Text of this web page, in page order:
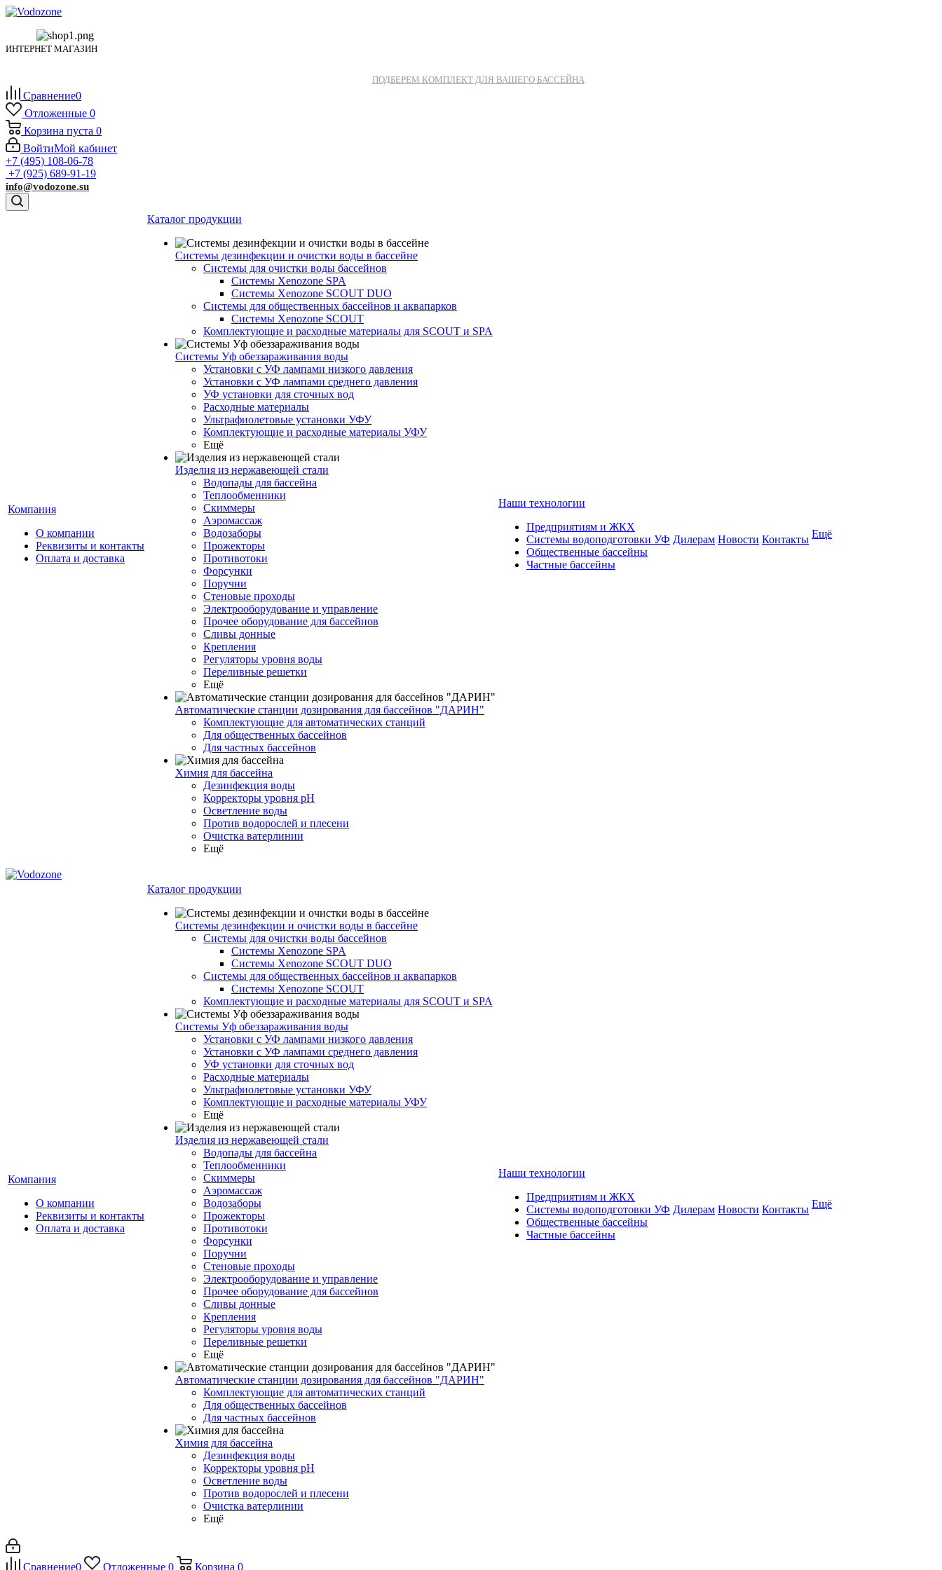
ИНТЕРНЕТ МАГАЗИН
ПОДБЕРЕМ КОМПЛЕКТ ДЛЯ ВАШЕГО БАССЕЙНА
Сравнение0
Отложенные 0
Корзина пуста 0
ВойтиМой кабинет
+7 (495) 108-06-78
+7 (925) 689-91-19
info@vodozone.su
Компания
О компании
Реквизиты и контакты
Оплата и доставка
Каталог продукции
Системы дезинфекции и очистки воды в бассейне
Системы для очистки воды бассейнов
Системы Xenozone SPA
Системы Xenozone SCOUT DUO
Системы для общественных бассейнов и аквапарков
Системы Xenozone SCOUT
Комплектующие и расходные материалы для SCOUT и SPA
Системы Уф обеззараживания воды
Установки с УФ лампами низкого давления
Установки с УФ лампами среднего давления
УФ установки для сточных вод
Расходные материалы
Ультрафиолетовые установки УФУ
Комплектующие и расходные материалы УФУ
Ещё
Изделия из нержавеющей стали
Водопады для бассейна
Теплообменники
Скиммеры
Аэромассаж
Водозаборы
Прожекторы
Противотоки
Форсунки
Поручни
Стеновые проходы
Электрооборудование и управление
Прочее оборудование для бассейнов
Сливы донные
Крепления
Регуляторы уровня воды
Переливные решетки
Ещё
Автоматические станции дозирования для бассейнов "ДАРИН"
Комплектующие для автоматических станций
Для общественных бассейнов
Для частных бассейнов
Химия для бассейна
Дезинфекция воды
Корректоры уровня pH
Осветление воды
Против водорослей и плесени
Очистка ватерлинии
Ещё
Наши технологии
Предприятиям и ЖКХ
Системы водоподготовки УФ
Общественные бассейны
Частные бассейны
Дилерам Новости Контакты Ещё
Компания
О компании
Реквизиты и контакты
Оплата и доставка
Каталог продукции
Системы дезинфекции и очистки воды в бассейне
Системы для очистки воды бассейнов
Системы Xenozone SPA
Системы Xenozone SCOUT DUO
Системы для общественных бассейнов и аквапарков
Системы Xenozone SCOUT
Комплектующие и расходные материалы для SCOUT и SPA
Системы Уф обеззараживания воды
Установки с УФ лампами низкого давления
Установки с УФ лампами среднего давления
УФ установки для сточных вод
Расходные материалы
Ультрафиолетовые установки УФУ
Комплектующие и расходные материалы УФУ
Ещё
Изделия из нержавеющей стали
Водопады для бассейна
Теплообменники
Скиммеры
Аэромассаж
Водозаборы
Прожекторы
Противотоки
Форсунки
Поручни
Стеновые проходы
Электрооборудование и управление
Прочее оборудование для бассейнов
Сливы донные
Крепления
Регуляторы уровня воды
Переливные решетки
Ещё
Автоматические станции дозирования для бассейнов "ДАРИН"
Комплектующие для автоматических станций
Для общественных бассейнов
Для частных бассейнов
Химия для бассейна
Дезинфекция воды
Корректоры уровня pH
Осветление воды
Против водорослей и плесени
Очистка ватерлинии
Ещё
Наши технологии
Предприятиям и ЖКХ
Системы водоподготовки УФ
Общественные бассейны
Частные бассейны
Дилерам Новости Контакты Ещё
Сравнение0 Отложенные 0 Корзина 0